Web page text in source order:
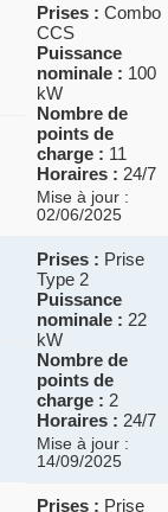
Prises : Combo
CCS
Puissance
nominale : 100
kW
Nombre de
points de
charge : 11
Horaires : 24/7
Mise à jour :
02/06/2025
Prises : Prise
Type 2
Puissance
nominale : 22
kW
Nombre de
points de
charge : 2
Horaires : 24/7
Mise à jour :
14/09/2025
Prises : Prise